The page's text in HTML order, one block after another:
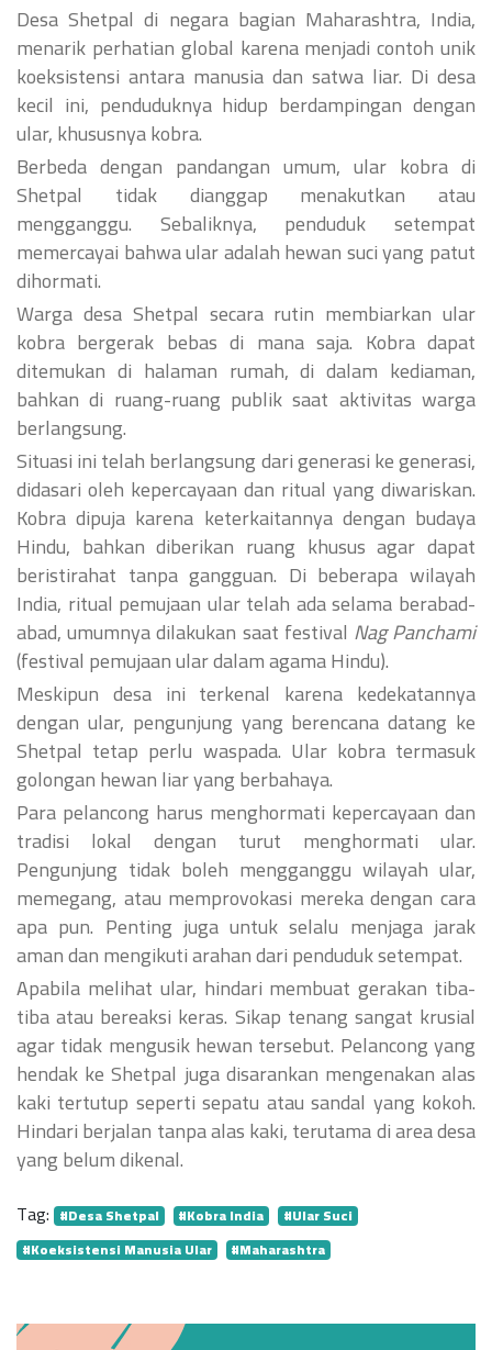
Desa Shetpal di negara bagian Maharashtra, India,
menarik perhatian global karena menjadi contoh unik
koeksistensi antara manusia dan satwa liar. Di desa
kecil ini, penduduknya hidup berdampingan dengan
ular, khususnya kobra.
Berbeda dengan pandangan umum, ular kobra di
Shetpal tidak dianggap menakutkan atau
mengganggu. Sebaliknya, penduduk setempat
memercayai bahwa ular adalah hewan suci yang patut
dihormati.
Warga desa Shetpal secara rutin membiarkan ular
kobra bergerak bebas di mana saja. Kobra dapat
ditemukan di halaman rumah, di dalam kediaman,
bahkan di ruang-ruang publik saat aktivitas warga
berlangsung.
Situasi ini telah berlangsung dari generasi ke generasi,
didasari oleh kepercayaan dan ritual yang diwariskan.
Kobra dipuja karena keterkaitannya dengan budaya
Hindu, bahkan diberikan ruang khusus agar dapat
beristirahat tanpa gangguan. Di beberapa wilayah
India, ritual pemujaan ular telah ada selama berabad-
abad, umumnya dilakukan saat festival Nag Panchami
(festival pemujaan ular dalam agama Hindu).
Meskipun desa ini terkenal karena kedekatannya
dengan ular, pengunjung yang berencana datang ke
Shetpal tetap perlu waspada. Ular kobra termasuk
golongan hewan liar yang berbahaya.
Para pelancong harus menghormati kepercayaan dan
tradisi lokal dengan turut menghormati ular.
Pengunjung tidak boleh mengganggu wilayah ular,
memegang, atau memprovokasi mereka dengan cara
apa pun. Penting juga untuk selalu menjaga jarak
aman dan mengikuti arahan dari penduduk setempat.
Apabila melihat ular, hindari membuat gerakan tiba-
tiba atau bereaksi keras. Sikap tenang sangat krusial
agar tidak mengusik hewan tersebut. Pelancong yang
hendak ke Shetpal juga disarankan mengenakan alas
kaki tertutup seperti sepatu atau sandal yang kokoh.
Hindari berjalan tanpa alas kaki, terutama di area desa
yang belum dikenal.
Tag: #Desa Shetpal #Kobra India
#Ular Suci
#Koeksistensi Manusia Ular
#Maharashtra